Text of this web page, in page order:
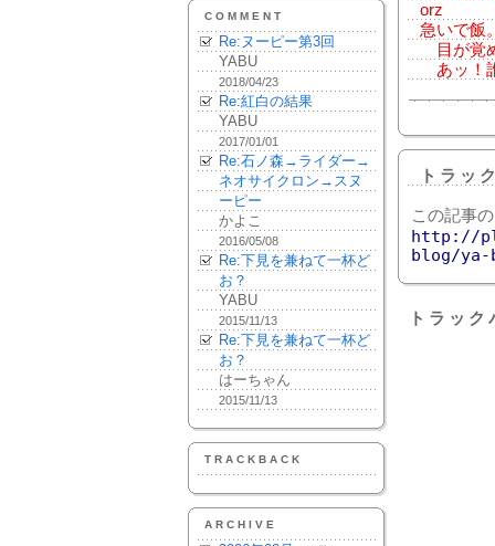
COMMENT
Re:ヌーピー第3回
YABU
2018/04/23
Re:紅白の結果
YABU
2017/01/01
Re:石ノ森→ライダー→
ネオサイクロン→スヌ
ーピー
かよこ
2016/05/08
Re:下見を兼ねて一杯ど
お？
YABU
2015/11/13
Re:下見を兼ねて一杯ど
お？
はーちゃん
2015/11/13
TRACKBACK
ARCHIVE
orz
急いで飯
目が覚
あッ！
トラッ
この記事
http://
blog/ya-
トラッ